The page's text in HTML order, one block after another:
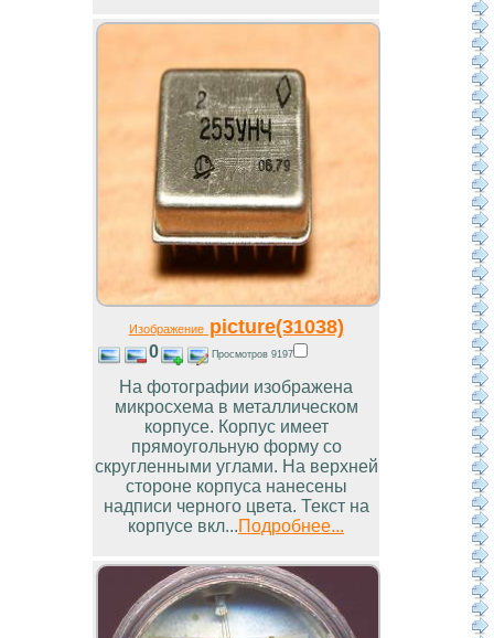
Изображениеpicture(31038)
0 Просмотров 9197
На фотографии изображена
микросхема в металлическом
корпусе. Корпус имеет
прямоугольную форму со
скругленными углами. На верхней
стороне корпуса нанесены
надписи черного цвета. Текст на
корпусе вкл...Подробнее...